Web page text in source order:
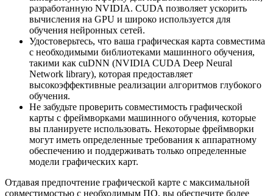
разработанную NVIDIA. CUDA позволяет ускорить
вычисления на GPU и широко используется для
обучения нейронных сетей.
Удостоверьтесь, что ваша графическая карта совместима
с необходимыми библиотеками машинного обучения,
такими как cuDNN (NVIDIA CUDA Deep Neural
Network library), которая предоставляет
высокоэффективные реализации алгоритмов глубокого
обучения.
Не забудьте проверить совместимость графической
карты с фреймворками машинного обучения, которые
вы планируете использовать. Некоторые фреймворки
могут иметь определенные требования к аппаратному
обеспечению и поддерживать только определенные
модели графических карт.
Отдавая предпочтение графической карте с максимальной
совместимостью с необходимым ПО, вы обеспечите более